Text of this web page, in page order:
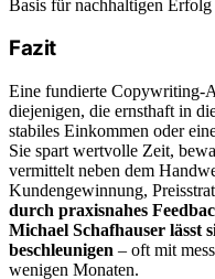
Basis für nachhaltigen
Fazit
Eine fundierte Copywriting-
diejenigen, die ernsthaft in
stabiles Einkommen oder
Sie spart wertvolle Zeit,
vermittelt neben dem
Kundengewinnung,
durch praxisnahes
Michael Schafhauser lässt
beschleunigen – oft mit
wenigen Monaten.